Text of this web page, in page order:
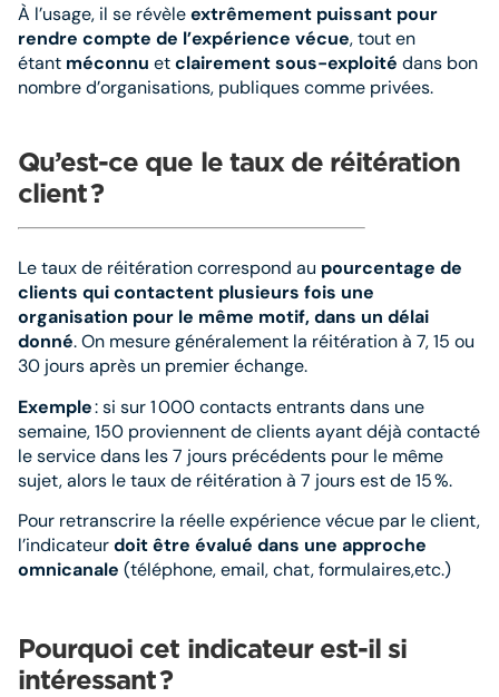
À l’usage, il se révèleextrêmement puissant pour
rendre compte de l’expérience vécue, tout en
étant méconnu etclairement sous-exploité dans bon
nombre d’organisations, publiques comme privées.
Qu’est-ce que le taux de réitération
client?
Le taux de réitération correspond au pourcentage de
clients qui contactent plusieurs fois une
organisation pour le même motif, dans un délai
donné. On mesure généralement la réitération à 7, 15 ou
30 jours après un premier échange.
Exemple: si sur 1 000 contacts entrants dans une
semaine, 150 proviennent de clients ayant déjà contacté
le service dans les 7 jours précédents pour le même
sujet, alors le taux de réitération à 7 jours est de 15 %.
Pour retranscrire la réelle expérience vécue par le client,
l’indicateurdoit être évalué dans une approche
omnicanale (téléphone, email, chat, formulaires,etc.)
Pourquoi cet indicateur est-il si
intéressant?